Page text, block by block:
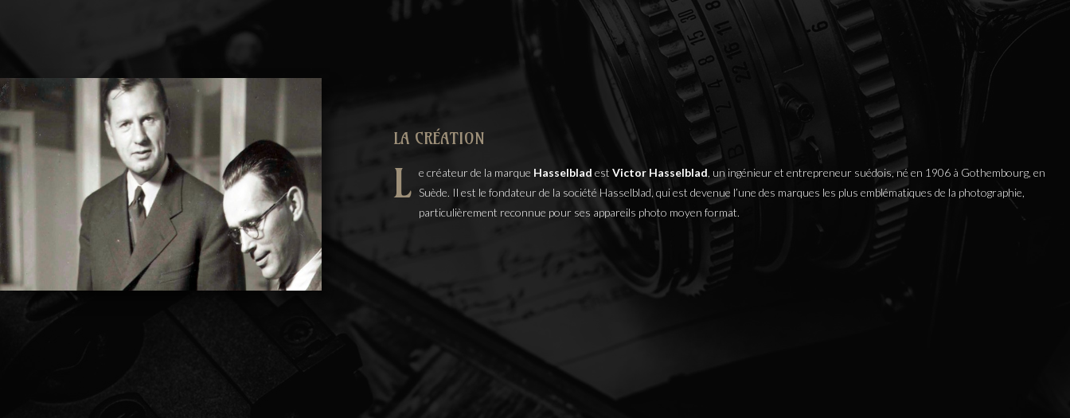
LA CRÉATION
L e créateur de la marque Hasselblad est Victor Hasselblad, un ingénieur et entrepreneur suédois, né en 1906 à Gothembourg, en
Suède. Il est le fondateur de la société Hasselblad, qui est devenue l’une des marques les plus emblématiques de la photographie,
particulièrement reconnue pour ses appareils photo moyen format.